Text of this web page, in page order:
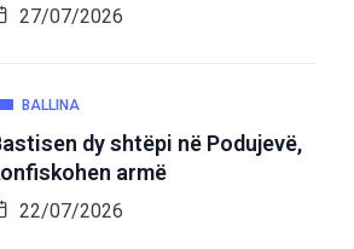
27/07/2026
BALLINA
dy shtëpi në Podujevë,
armë
22/07/2026